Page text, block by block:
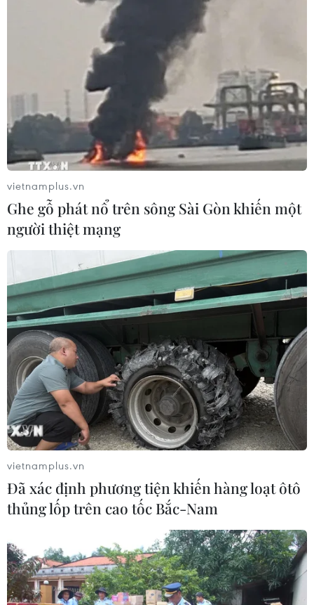
vietnamplus.vn
Ghe gỗ phát nổ trên sông Sài Gòn khiến một
người thiệt mạng
vietnamplus.vn
Đã xác định phương tiện khiến hàng loạt ôtô
thủng lốp trên cao tốc Bắc-Nam